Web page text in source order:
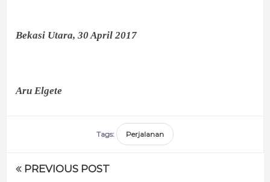
Bekasi Utara, 30 April 2017
Aru Elgete
Tags: Perjalanan
PREVIOUS POST